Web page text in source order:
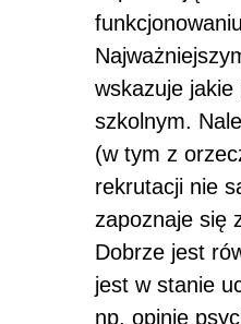
wskazuje
szkolnym.
(w tym z
rekrutacji nie
zapoznaje się
Dobrze jest
jest w stanie
np. opinię